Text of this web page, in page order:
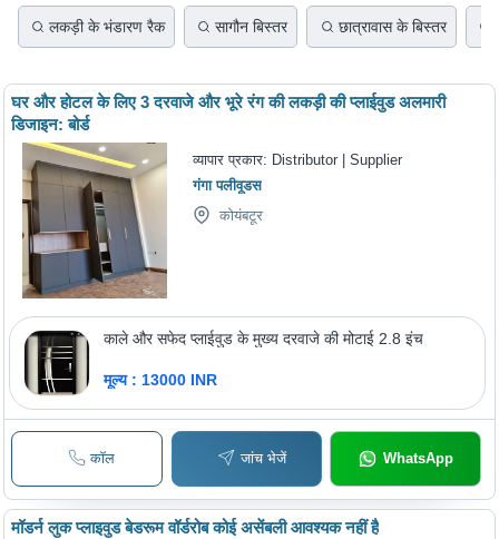
लकड़ी के भंडारण रैक सागौन बिस्तर छात्रावास के बिस्तर
घर और होटल के लिए 3 दरवाजे और भूरे रंग की लकड़ी की प्लाईवुड अलमारी
डिजाइन: बोर्ड
व्यापार प्रकार: Distributor | Supplier
गंगा पलीवूडस
कोयंबटूर
काले और सफेद प्लाईवुड के मुख्य दरवाजे की मोटाई 2.8 इंच
मूल्य : 13000 INR
कॉल जांच भेजें WhatsApp
मॉडर्न लुक प्लाइवुड बेडरूम वॉर्डरोब कोई असेंबली आवश्यक नहीं है